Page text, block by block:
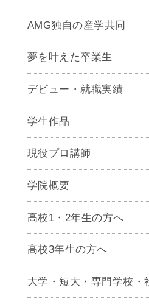
AMG独自の産学共同
夢を叶えた卒業生
デビュー・就職実績
学生作品
現役プロ講師
学院概要
高校1・2年生の方へ
高校3年生の方へ
大学・短大・専門学校・